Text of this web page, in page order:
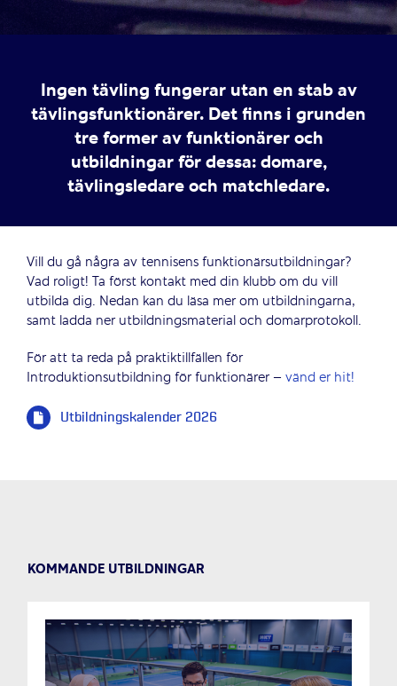
Ingen tävling fungerar utan en stab av
tävlingsfunktionärer. Det finns i grunden
tre former av funktionärer och
utbildningar för dessa: domare,
tävlingsledare och matchledare.
Vill du gå några av tennisens funktionärsutbildningar?
Vad roligt! Ta först kontakt med din klubb om du vill
utbilda dig. Nedan kan du läsa mer om utbildningarna,
samt ladda ner utbildningsmaterial och domarprotokoll.
För att ta reda på praktiktillfällen för
Introduktionsutbildning för funktionärer – vänd er hit!
Utbildningskalender 2026
KOMMANDE UTBILDNINGAR